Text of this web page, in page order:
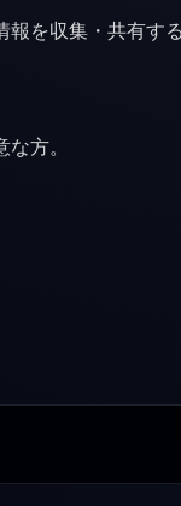
を収集・共有する
方。